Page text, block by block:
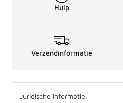
Hulp
Verzendinformatie
Juridische Informatie